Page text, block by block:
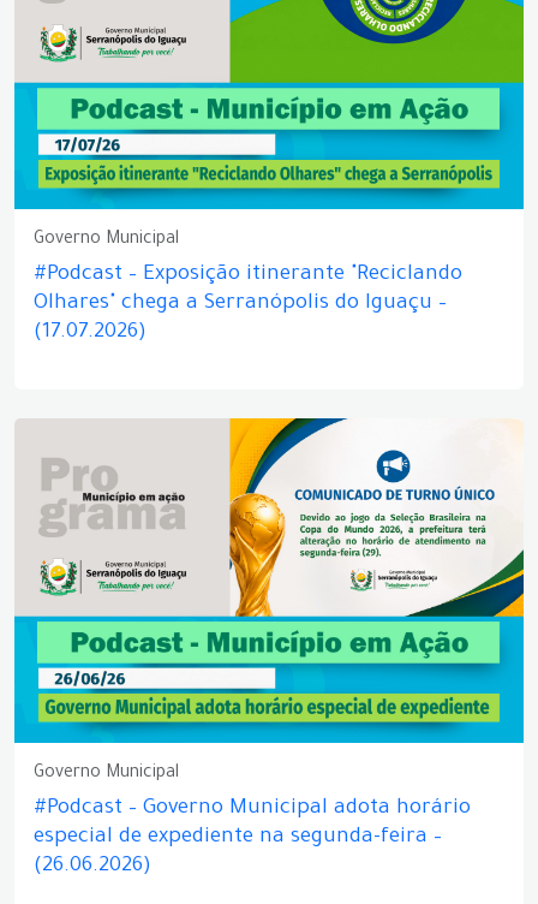
Governo Municipal
#Podcast – Exposição itinerante "Reciclando
Olhares" chega a Serranópolis do Iguaçu –
(17.07.2026)
Governo Municipal
#Podcast – Governo Municipal adota horário
especial de expediente na segunda-feira –
(26.06.2026)